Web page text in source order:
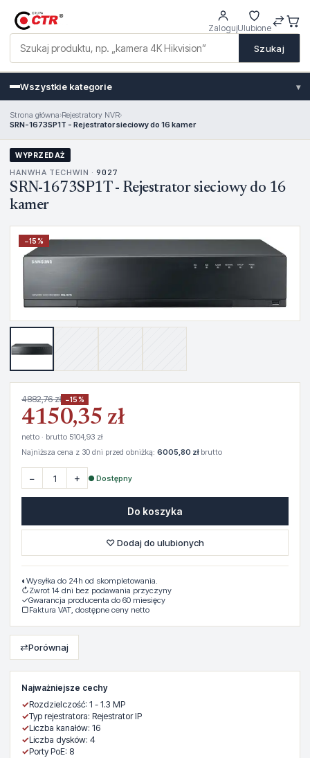
Szukaj
ZalogujUlubione
Wszystkie kategorie ▾
Strona główna›Rejestratory NVR›
SRN-1673SP1T - Rejestrator sieciowy do 16 kamer
WYPRZEDAŻ
HANWHA TECHWIN · 9027
SRN-1673SP1T - Rejestrator sieciowy do 16
kamer
−15%
Najważniejsze cechy
✓Rozdzielczość: 1 - 1.3 MP
✓Typ rejestratora: Rejestrator IP
✓Liczba kanałów: 16
✓Liczba dysków: 4
✓Porty PoE: 8
4882,76 zł −15%
4150,35 zł
netto · brutto 5104,93 zł
Najniższa cena z 30 dni przed obniżką: 6005,80 złbrutto
− + ● Dostępny
Do koszyka
♡ Dodaj do ulubionych
◐ Wysyłka do 24h od skompletowania.
↻Zwrot 14 dni bez podawania przyczyny
✓Gwarancja producenta do 60 miesięcy
▢Faktura VAT, dostępne ceny netto
⇄Porównaj